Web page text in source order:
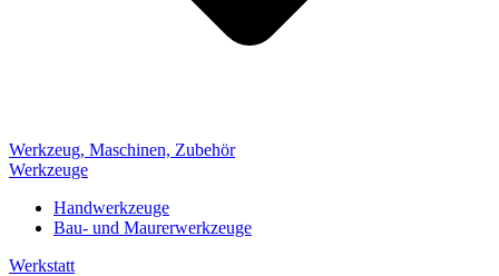
Werkzeug, Maschinen, Zubehör
Werkzeuge
Handwerkzeuge
Bau- und Maurerwerkzeuge
Werkstatt